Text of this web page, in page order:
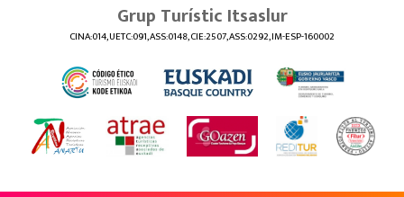
Grup Turístic Itsaslur
CINA:014, UETC:091, ASS:0148, CIE:2507, ASS:0292, IM-ESP-160002